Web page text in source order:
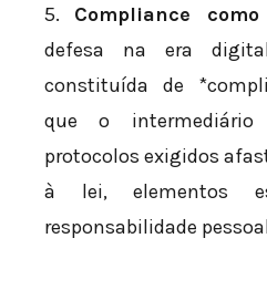
5. Compliance como
defesa na era
constituída de
que o
protocolos exigidos
à lei, elementos
responsabilidade